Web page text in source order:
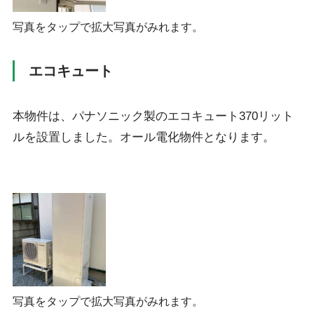
写真をタップで拡大写真がみれます。
エコキュート
本物件は、パナソニック製のエコキュート370リット
ルを設置しました。オール電化物件となります。
写真をタップで拡大写真がみれます。